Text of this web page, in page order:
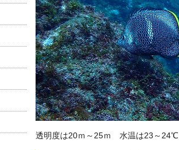
透明度は20ｍ～25ｍ 水温は23～24℃